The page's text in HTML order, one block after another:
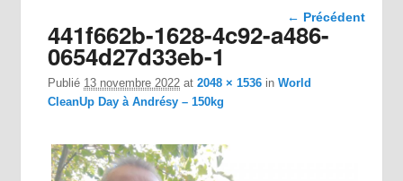
Navigation
dans les
← Précédent
441f662b-1628-4c92-a486-
0654d27d33eb-1
Publié 13 novembre 2022 at2048 × 1536 inWorld
CleanUp Day à Andrésy – 150kg